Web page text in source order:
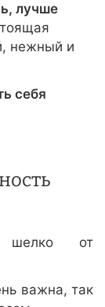
лучше
нежный и
себя
шелко от
важна, так